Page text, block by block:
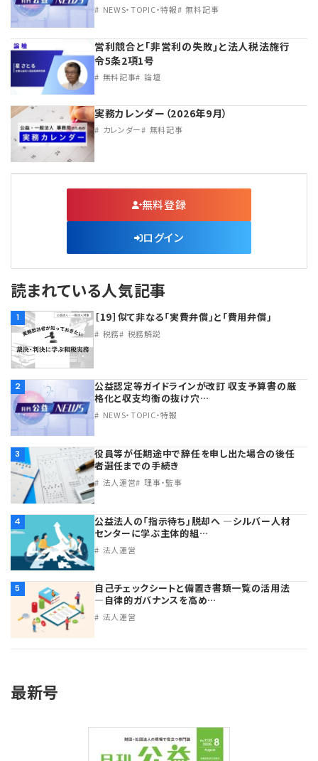
NEWS・TOPIC・特報 無料記事
営利競合と｢非営利の失敗｣と法人税法施行
令5条2項1号
無料記事 論壇
実務カレンダー（2026年9月）
カレンダー 無料記事
無料登録
ログイン
読まれている人気記事
1 ［19］似て非なる「実費弁償」と「費用弁償」
税務 税務解説
2
公益認定等ガイドラインが改訂 収支予算書の厳
格化と収支均衡の抜け穴…
NEWS・TOPIC・特報
3
役員等が任期途中で辞任を申し出た場合の後任
者選任までの手続き
法人運営 理事・監事
4
公益法人の「指示待ち」脱却へ ―シルバー人材
センターに学ぶ主体的組…
法人運営
5
自己チェックシートと備置き書類一覧の活用法
―自律的ガバナンスを高め…
法人運営
最新号